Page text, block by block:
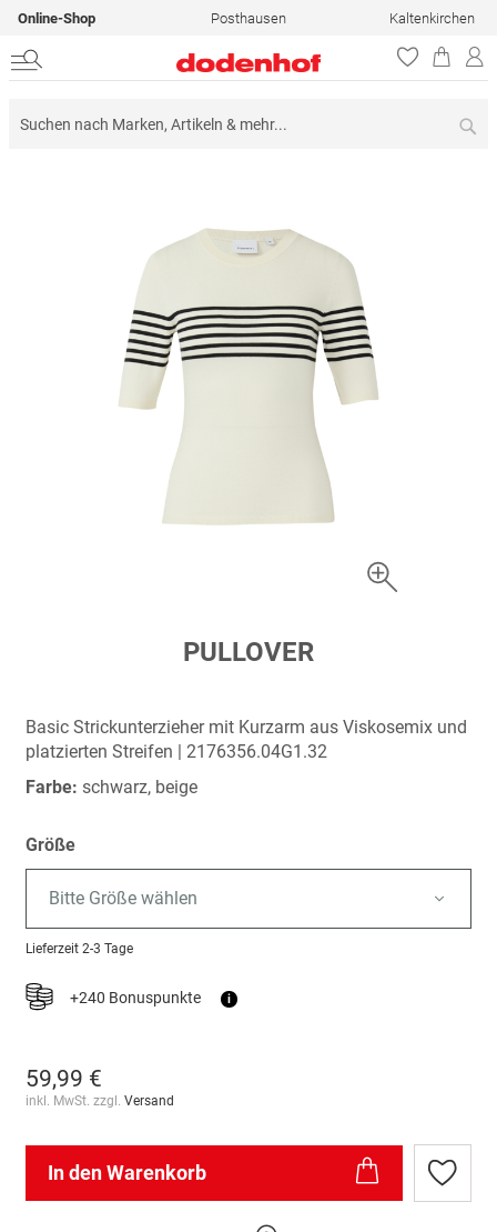
Online-Shop Posthausen Kaltenkirchen
springen
PULLOVER
Basic Strickunterzieher mit Kurzarm aus Viskosemix und
platzierten Streifen | 2176356.04G1.32
Farbe: schwarz, beige
Größe
Bitte Größe wählen
Lieferzeit 2-3 Tage
+240 Bonuspunkte i
59,99 €
inkl. MwSt. zzgl. Versand
In den Warenkorb
Zur